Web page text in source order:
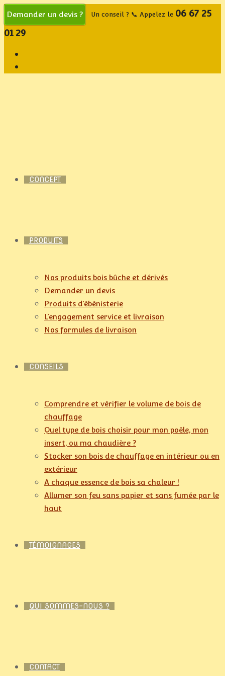
Demander un devis ? Un conseil ? 📞 Appelez le 06 67 25
01 29
CONCEPT
PRODUITS
Nos produits bois bûche et dérivés
Demander un devis
Produits d’ébénisterie
L’engagement service et livraison
Nos formules de livraison
CONSEILS
Comprendre et vérifier le volume de bois de
chauffage
Quel type de bois choisir pour mon poêle, mon
insert, ou ma chaudière ?
Stocker son bois de chauffage en intérieur ou en
extérieur
A chaque essence de bois sa chaleur !
Allumer son feu sans papier et sans fumée par le
haut
TÉMOIGNAGES
QUI SOMMES-NOUS ?
CONTACT